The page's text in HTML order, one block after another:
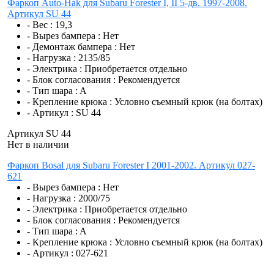
Фаркоп Auto-Hak для Subaru Forester I, II 5-дв. 1997-2008.
Артикул SU 44
- Вес : 19,3
- Вырез бампера : Нет
- Демонтаж бампера : Нет
- Нагрузка : 2135/85
- Электрика : Приобретается отдельно
- Блок согласования : Рекомендуется
- Тип шара : A
- Крепление крюка : Условно съемный крюк (на болтах)
- Артикул : SU 44
Артикул SU 44
Нет в наличии
Фаркоп Bosal для Subaru Forester I 2001-2002. Артикул 027-
621
- Вырез бампера : Нет
- Нагрузка : 2000/75
- Электрика : Приобретается отдельно
- Блок согласования : Рекомендуется
- Тип шара : A
- Крепление крюка : Условно съемный крюк (на болтах)
- Артикул : 027-621